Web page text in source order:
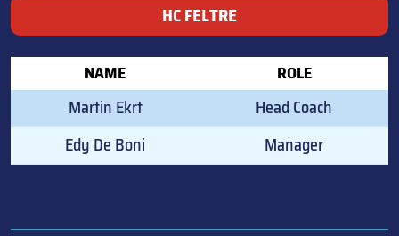
HC FELTRE
NAME ROLE
Martin Ekrt
Head Coach
Edy De Boni
Manager